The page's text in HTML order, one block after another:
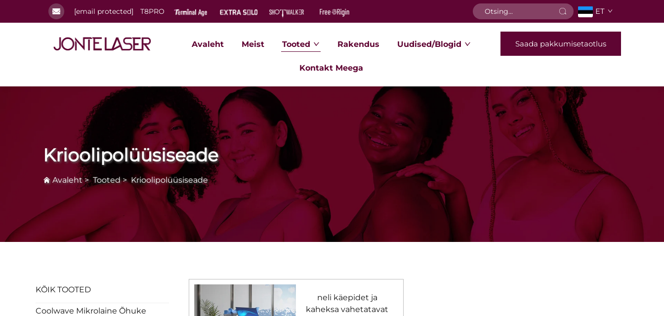
[email protected] T8PRO ET
Avaleht Meist Tooted Rakendus Uudised/Blogid
Kontakt Meega
Saada pakkumisetaotlus
Krioolipolüüsiseade
Avaleht>Tooted>Krioolipolüüsiseade
KÕIK TOOTED
Coolwave Mikrolaine Õhuke
neli käepidet ja
kaheksa vahetatavat